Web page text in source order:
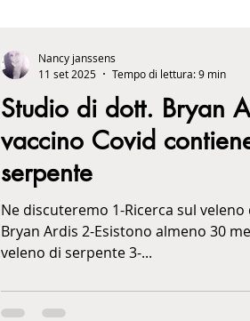
Studio di dott. Bryan
vaccino Covid
serpente
Ne discuteremo 1-Ricerca sul
Bryan Ardis 2-Esistono almeno 30
veleno di serpente 3-...
Nancy janssens
11 set 2025
Tempo di lettura: 9 min